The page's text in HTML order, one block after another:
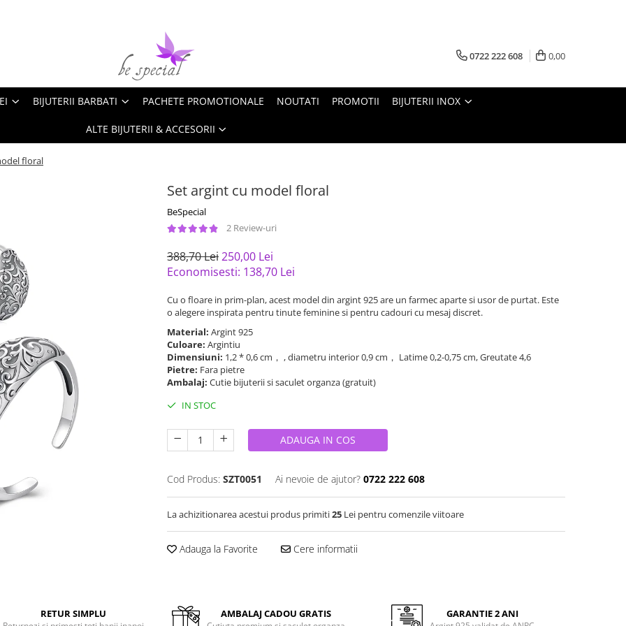
0722 222 608 0,00
BIJUTERII BARBATI PACHETE PROMOTIONALE NOUTATI PROMOTII BIJUTERII INOX
ALTE BIJUTERII & ACCESORII
floral
Set argint cu model floral
BeSpecial
2 Review-uri
388,70 Lei250,00 Lei
Economisesti: 138,70 Lei
Cu o floare in prim-plan, acest model din argint 925 are un farmec aparte si usor de purtat. Este
o alegere inspirata pentru tinute feminine si pentru cadouri cu mesaj discret.
Material: Argint 925
Culoare: Argintiu
Dimensiuni: 1,2 * 0,6 cm， , diametru interior 0,9 cm， Latime 0,2-0,75 cm, Greutate 4,6
Pietre: Fara pietre
Ambalaj: Cutie bijuterii si saculet organza (gratuit)
IN STOC
ADAUGA IN COS
Cod Produs: SZT0051 Ai nevoie de ajutor? 0722 222 608
La achizitionarea acestui produs primiti25 Lei pentru comenzile viitoare
Adauga la Favorite Cere informatii
RETUR SIMPLU AMBALAJ CADOU GRATIS GARANTIE 2 ANI